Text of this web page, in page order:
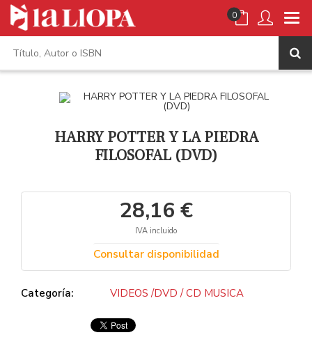
0
HARRY POTTER Y LA PIEDRA
FILOSOFAL (DVD)
28,16 €
IVA incluido
Consultar disponibilidad
Categoría: VIDEOS /DVD / CD MUSICA